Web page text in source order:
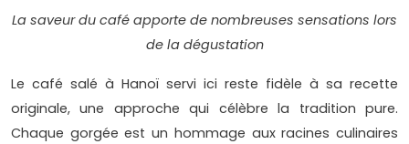
La saveur du café apporte de nombreuses sensations lors
de la dégustation
Le café salé à Hanoï servi ici reste fidèle à sa recette
originale, une approche qui célèbre la tradition pure.
Chaque gorgée est un hommage aux racines culinaires